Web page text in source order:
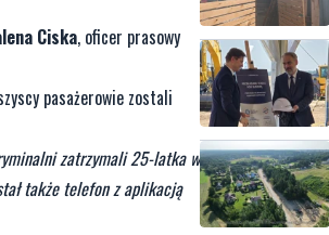
Ciska, oficer prasowy
pasażerowie zostali
zatrzymali 25-latka w
także telefon z aplikacją